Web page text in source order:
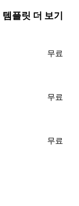
플릿 더 보기
무료
무료
무료